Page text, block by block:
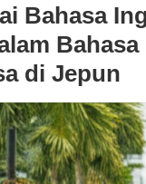
Bahasa
di Jepun